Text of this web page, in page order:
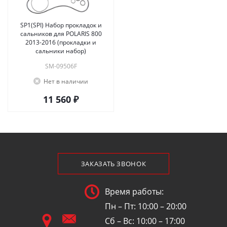
SP1(SPI) Набор прокладок и
сальников для POLARIS 800
2013-2016 (прокладки и
сальники набор)
SM-09506F
Нет в наличии
11 560 ₽
ЗАКАЗАТЬ ЗВОНОК
Время работы:
Пн – Пт: 10:00 – 20:00
Сб – Вс: 10:00 – 17:00